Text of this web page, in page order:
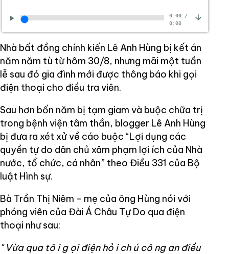
0:00/
0:00
Nhà bất đồng chính kiến Lê Anh Hùng bị kết án
năm năm tù từ hôm 30/8, nhưng mãi một tuần
lễ sau đó gia đình mới được thông báo khi gọi
điện thoại cho điều tra viên.
Sau hơn bốn năm bị tạm giam và buộc chữa trị
trong bệnh viện tâm thần, blogger Lê Anh Hùng
bị đưa ra xét xử về cáo buộc “Lợi dụng các
quyền tự do dân chủ xâm phạm lợi ích của Nhà
nước, tổ chức, cá nhân” theo Điều 331 của Bộ
luật Hình sự.
Bà Trần Thị Niêm - mẹ của ông Hùng nói với
phóng viên của Đài Á Châu Tự Do qua điện
thoại như sau:
" Vừa qua tô i g ọi điện hỏ i ch ú cô ng an điều